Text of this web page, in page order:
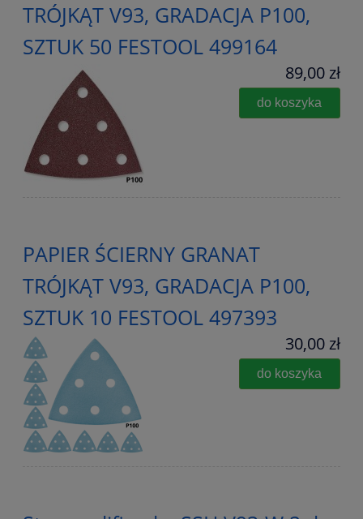
TRÓJKĄT V93, GRADACJA P100,
SZTUK 50 FESTOOL 499164
89,00 zł
do koszyka
PAPIER ŚCIERNY GRANAT
TRÓJKĄT V93, GRADACJA P100,
SZTUK 10 FESTOOL 497393
30,00 zł
do koszyka